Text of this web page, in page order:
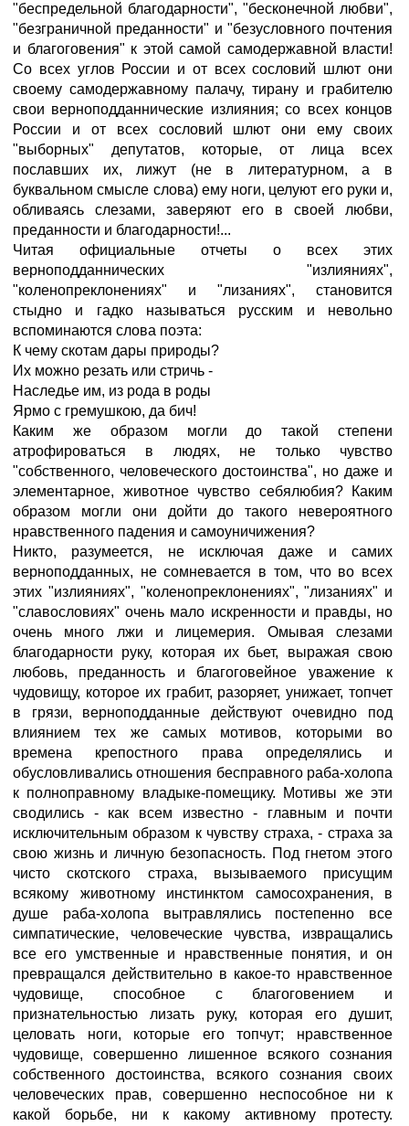
"беспредельной благодарности", "бесконечной любви",
"безграничной преданности" и "безусловного почтения
и благоговения" к этой самой самодержавной власти!
Со всех углов России и от всех сословий шлют они
своему самодержавному палачу, тирану и грабителю
свои верноподданнические излияния; со всех концов
России и от всех сословий шлют они ему своих
"выборных" депутатов, которые, от лица всех
пославших их, лижут (не в литературном, а в
буквальном смысле слова) ему ноги, целуют его руки и,
обливаясь слезами, заверяют его в своей любви,
преданности и благодарности!...
Читая официальные отчеты о всех этих
верноподданнических "излияниях",
"коленопреклонениях" и "лизаниях", становится
стыдно и гадко называться русским и невольно
вспоминаются слова поэта:
К чему скотам дары природы?
Их можно резать или стричь -
Наследье им, из рода в роды
Ярмо с гремушкою, да бич!
Каким же образом могли до такой степени
атрофироваться в людях, не только чувство
"собственного, человеческого достоинства", но даже и
элементарное, животное чувство себялюбия? Каким
образом могли они дойти до такого невероятного
нравственного падения и самоуничижения?
Никто, разумеется, не исключая даже и самих
верноподданных, не сомневается в том, что во всех
этих "излияниях", "коленопреклонениях", "лизаниях" и
"славословиях" очень мало искренности и правды, но
очень много лжи и лицемерия. Омывая слезами
благодарности руку, которая их бьет, выражая свою
любовь, преданность и благоговейное уважение к
чудовищу, которое их грабит, разоряет, унижает, топчет
в грязи, верноподданные действуют очевидно под
влиянием тех же самых мотивов, которыми во
времена крепостного права определялись и
обусловливались отношения бесправного раба-холопа
к полноправному владыке-помещику. Мотивы же эти
сводились - как всем известно - главным и почти
исключительным образом к чувству страха, - страха за
свою жизнь и личную безопасность. Под гнетом этого
чисто скотского страха, вызываемого присущим
всякому животному инстинктом самосохранения, в
душе раба-холопа вытравлялись постепенно все
симпатические, человеческие чувства, извращались
все его умственные и нравственные понятия, и он
превращался действительно в какое-то нравственное
чудовище, способное с благоговением и
признательностью лизать руку, которая его душит,
целовать ноги, которые его топчут; нравственное
чудовище, совершенно лишенное всякого сознания
собственного достоинства, всякого сознания своих
человеческих прав, совершенно неспособное ни к
какой борьбе, ни к какому активному протесту.